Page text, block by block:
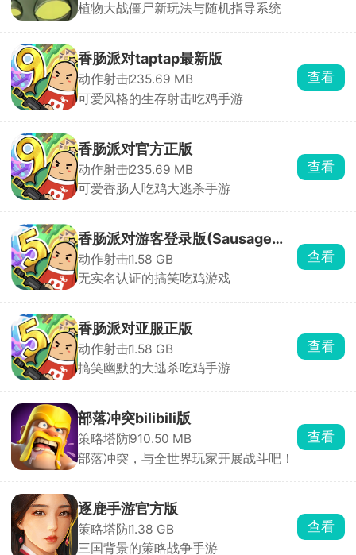
植物大战僵尸新玩法与随机指导系统
香肠派对taptap最新版
动作射击235.69 MB
可爱风格的生存射击吃鸡手游
查看
香肠派对官方正版
动作射击235.69 MB
可爱香肠人吃鸡大逃杀手游
查看
香肠派对游客登录版(Sausage
Man)
动作射击1.58 GB
无实名认证的搞笑吃鸡游戏
查看
香肠派对亚服正版
动作射击1.58 GB
搞笑幽默的大逃杀吃鸡手游
查看
部落冲突bilibili版
策略塔防910.50 MB
部落冲突，与全世界玩家开展战斗吧！
查看
逐鹿手游官方版
策略塔防1.38 GB
三国背景的策略战争手游
查看